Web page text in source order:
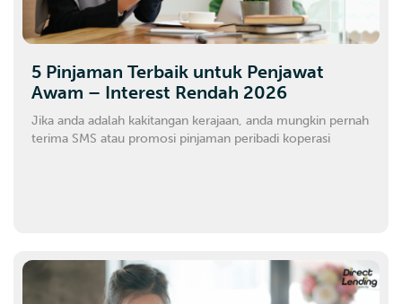
5 Pinjaman Terbaik untuk Penjawat
Awam – Interest Rendah 2026
Jika anda adalah kakitangan kerajaan, anda mungkin pernah
terima SMS atau promosi pinjaman peribadi koperasi